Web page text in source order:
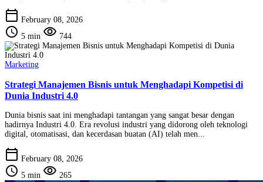
calendar_today February 08, 2026
schedule 5 min visibility 744
Marketing
Strategi Manajemen Bisnis untuk Menghadapi Kompetisi di
Dunia Industri 4.0
Dunia bisnis saat ini menghadapi tantangan yang sangat besar dengan
hadirnya Industri 4.0. Era revolusi industri yang didorong oleh teknologi
digital, otomatisasi, dan kecerdasan buatan (AI) telah men...
calendar_today February 08, 2026
schedule 5 min visibility 265